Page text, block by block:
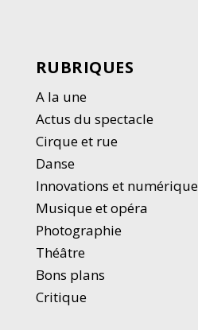
RUBRIQUES
A la une
Actus du spectacle
Cirque et rue
Danse
Innovations et numérique
Musique et opéra
Photographie
Théâtre
Bons plans
Critique